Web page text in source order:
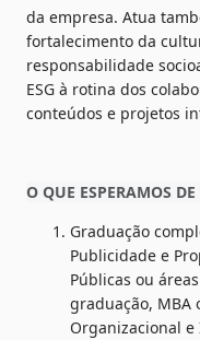
da empresa. Atua
fortalecimento da
responsabilidade
ESG à rotina dos
conteúdos e projetos
O QUE ESPERAMOS DE
Graduação
Publicidade e
Públicas ou
graduação, MBA
Organizacional